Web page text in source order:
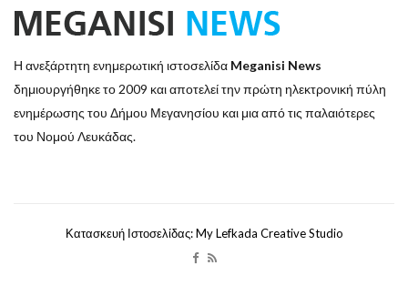
Η ανεξάρτητη ενημερωτική ιστοσελίδα Meganisi News
δημιουργήθηκε το 2009 και αποτελεί την πρώτη ηλεκτρονική πύλη
ενημέρωσης του Δήμου Μεγανησίου και μια από τις παλαιότερες
του Νομού Λευκάδας.
Κατασκευή Ιστοσελίδας: My Lefkada Creative Studio